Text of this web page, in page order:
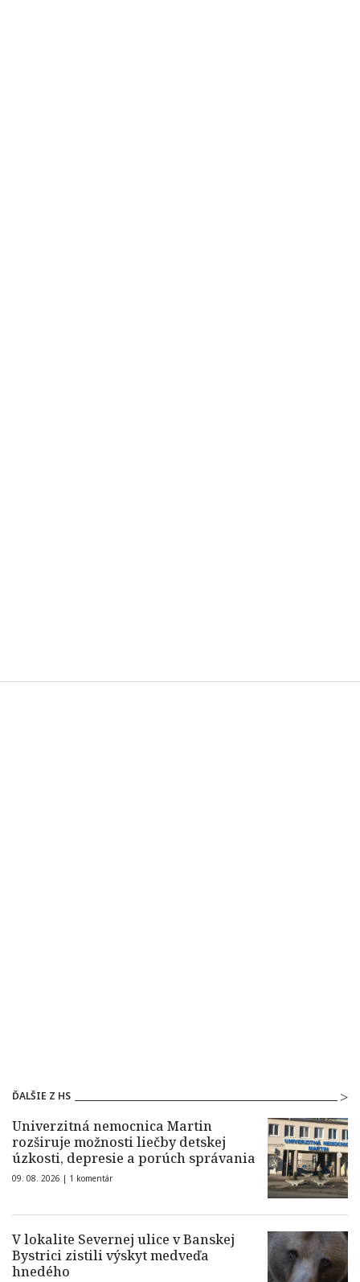
ĎALŠIE Z HS
Univerzitná nemocnica Martin
rozširuje možnosti liečby detskej
úzkosti, depresie a porúch správania
09. 08. 2026 | 1 komentár
V lokalite Severnej ulice v Banskej
Bystrici zistili výskyt medveďa
hnedého